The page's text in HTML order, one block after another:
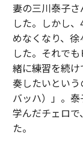
妻の三川泰子
した。しかし
めなくなり、
した。それで
緒に練習を続
奏したいとい
バッハ）」。
学んだチェロ
た。